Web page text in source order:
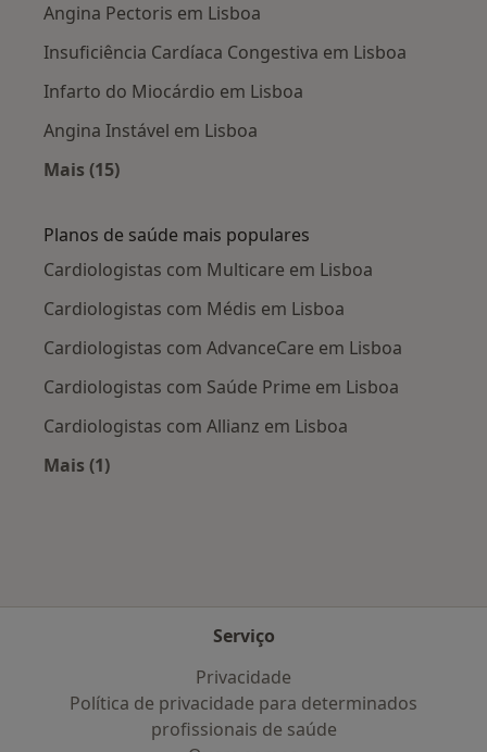
Angina Pectoris em Lisboa
Insuficiência Cardíaca Congestiva em Lisboa
Infarto do Miocárdio em Lisboa
Angina Instável em Lisboa
Mais (15)
Planos de saúde mais populares
Cardiologistas com Multicare em Lisboa
Cardiologistas com Médis em Lisboa
Cardiologistas com AdvanceCare em Lisboa
Cardiologistas com Saúde Prime em Lisboa
Cardiologistas com Allianz em Lisboa
Mais (1)
Serviço
Privacidade
Política de privacidade para determinados
profissionais de saúde